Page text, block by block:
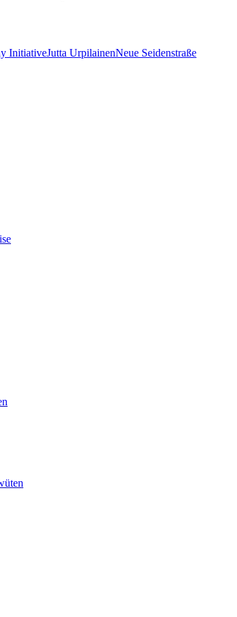
InitiativeJutta UrpilainenNeue Seidenstraße